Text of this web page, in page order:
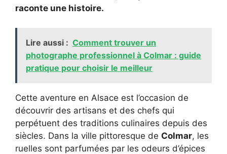
raconte une histoire.
Lire aussi : Comment trouver un
photographe professionnel à Colmar : guide
pratique pour choisir le meilleur
Cette aventure en Alsace est l’occasion de
découvrir des artisans et des chefs qui
perpétuent des traditions culinaires depuis des
siècles. Dans la ville pittoresque de Colmar, les
ruelles sont parfumées par les odeurs d’épices